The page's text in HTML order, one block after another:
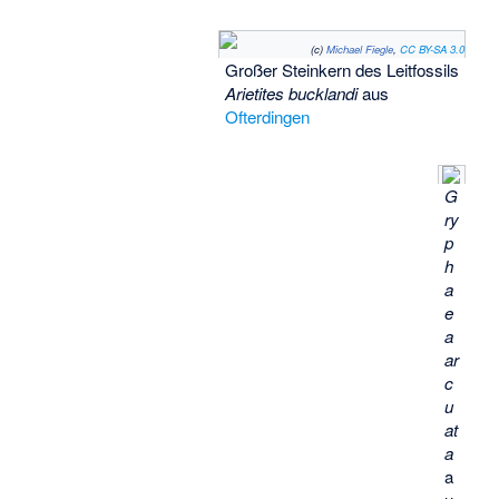
(c) Michael Fiegle, CC BY-SA 3.0
Großer Steinkern des Leitfossils
Arietites bucklandiaus
Ofterdingen
G
ry
p
h
a
e
a
ar
c
u
at
a
a